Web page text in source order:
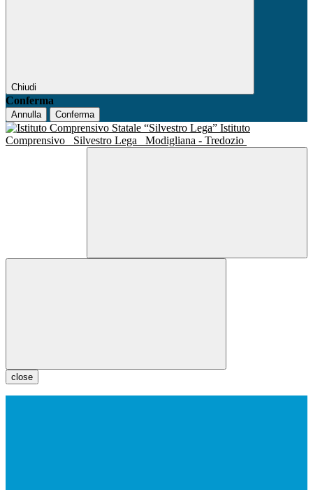
Chiudi
Conferma
Annulla Conferma
Istituto
Comprensivo
Silvestro Lega Modigliana - Tredozio
close